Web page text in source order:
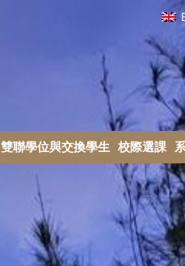
雙聯學位與交換學生 校際選課